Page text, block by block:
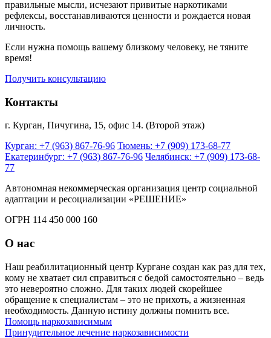
правильные мысли, исчезают привитые наркотиками
рефлексы, восстанавливаются ценности и рождается новая
личность.
Если нужна помощь вашему близкому человеку, не тяните
время!
Получить консультацию
Контакты
г. Курган, Пичугина, 15, офис 14. (Второй этаж)
Курган: +7 (963) 867-76-96 Тюмень: +7 (909) 173-68-77
Екатеринбург: +7 (963) 867-76-96 Челябинск: +7 (909) 173-68-
77
Автономная некоммерческая организация центр социальной
адаптации и ресоциализации «РЕШЕНИЕ»
ОГРН 114 450 000 160
О нас
Наш реабилитационный центр Кургане создан как раз для тех,
кому не хватает сил справиться с бедой самостоятельно – ведь
это невероятно сложно. Для таких людей скорейшее
обращение к специалистам – это не прихоть, а жизненная
необходимость. Данную истину должны помнить все.
Помощь наркозависимым
Принудительное лечение наркозависимости